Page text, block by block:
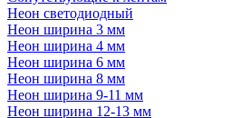
Неон светодиодный
Неон ширина 3 мм
Неон ширина 4 мм
Неон ширина 6 мм
Неон ширина 8 мм
Неон ширина 9-11 мм
Неон ширина 12-13 мм